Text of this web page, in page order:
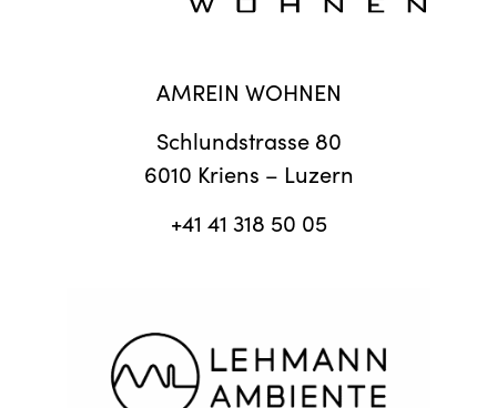
AMREIN WOHNEN
Schlundstrasse 80
6010 Kriens – Luzern
+41 41 318 50 05